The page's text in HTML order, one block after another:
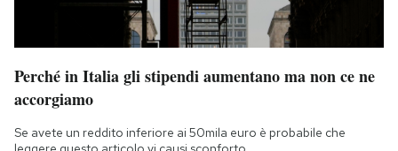
Perché in Italia gli stipendi aumentano ma non ce ne
accorgiamo
Se avete un reddito inferiore ai 50mila euro è probabile che